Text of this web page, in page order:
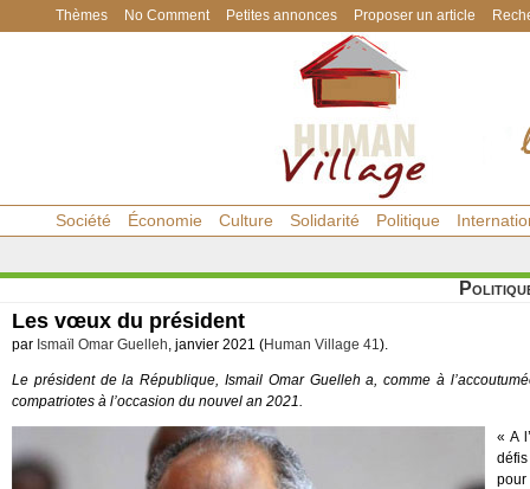
Thèmes No Comment Petites annonces Proposer un article
Société Économie Culture Solidarité Politique
Les vœux du président
par Ismaïl Omar Guelleh, janvier 2021 (Human Village 41).
Le président de la République, Ismail Omar Guelleh a, comme à
compatriotes à l’occasion du nouvel an 2021.
« A
pour